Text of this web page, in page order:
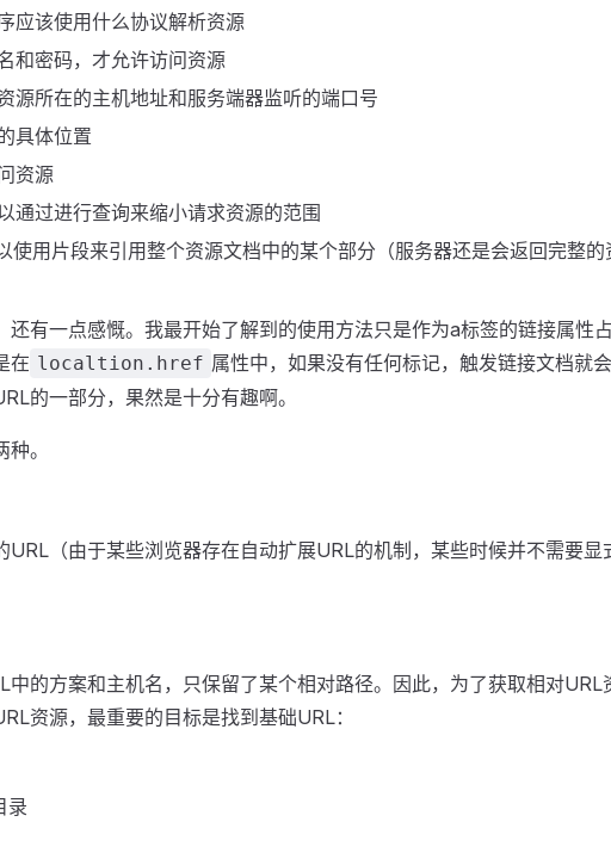
应该使用什么协议解析资源
和密码，才允许访问资源
源所在的主机地址和服务端器监听的端口号
具体位置
资源
通过进行查询来缩小请求资源的范围
使用片段来引用整个资源文档中的某个部分（服务器还是会返回完整
还有一点感慨。我最开始了解到的使用方法只是作为a标签的链接属性
在 localtion.href 属性中，如果没有任何标记，触发链接文档就
的一部分，果然是十分有趣啊。
。
（由于某些浏览器存在自动扩展URL的机制，某些时候并不需要显
的方案和主机名，只保留了某个相对路径。因此，为了获取相对URL
资源，最重要的目标是找到基础URL：
录